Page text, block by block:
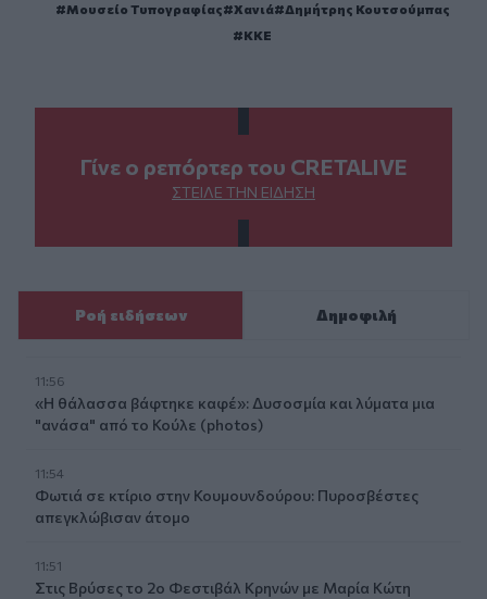
Μουσείο Τυπογραφίας Χανιά
Δημήτρης Κουτσούμπας
ΚΚΕ
Γίνε ο ρεπόρτερ του CRETALIVE
ΣΤΕΊΛΕ ΤΗΝ ΕΊΔΗΣΗ
Ροή ειδήσεων Δημοφιλή
11:56
«Η θάλασσα βάφτηκε καφέ»: Δυσοσμία και λύματα μια
"ανάσα" από το Κούλε (photos)
11:54
Φωτιά σε κτίριο στην Κουμουνδούρου: Πυροσβέστες
απεγκλώβισαν άτομο
11:51
Στις Βρύσες το 2ο Φεστιβάλ Κρηνών με Μαρία Κώτη